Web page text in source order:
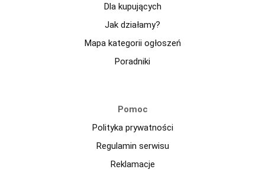
Dla kupujących
Jak działamy?
Mapa kategorii ogłoszeń
Poradniki
Pomoc
Polityka prywatności
Regulamin serwisu
Reklamacje